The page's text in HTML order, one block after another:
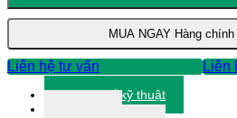
biến
điện
5m
Relay
số
lượng
MUA NGAY Hàng
Liên hệ tư vấn Liên
Thông số kỹ thuật